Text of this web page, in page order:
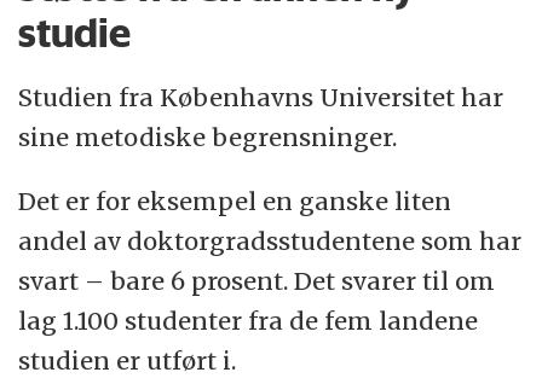
Ungarn og Sveits.
Danmark, der 427 studenter svarte. Data
ble samlet inn i 2020.
Det kom som en overraskelse på
førsteforfatter Mads Paludan Goddiksen at
de i alt 1.300 svarene ikke viser særlig store
forskjeller på tvers av landene.
studie
Studien fra Københavns Universitet har
sine metodiske begrensninger.
Det er for eksempel en ganske liten
andel av doktorgradsstudentene som har
svart – bare 6 prosent. Det svarer til om
lag 1.100 studenter fra de fem landene
studien er utført i.